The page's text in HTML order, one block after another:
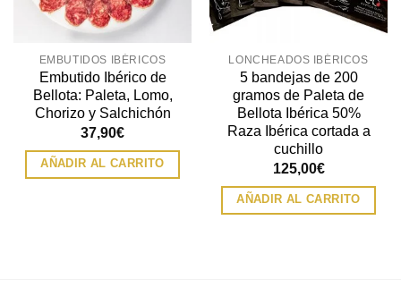
EMBUTIDOS IBÉRICOS
Embutido Ibérico de
Bellota: Paleta, Lomo,
Chorizo y Salchichón
37,90€
AÑADIR AL CARRITO
LONCHEADOS IBÉRICOS
5 bandejas de 200
gramos de Paleta de
Bellota Ibérica 50%
Raza Ibérica cortada a
cuchillo
125,00€
AÑADIR AL CARRITO